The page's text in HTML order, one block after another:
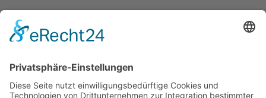
Tel: 0391 53586939
E-Mail: mietpark-md@gv-baumaschinen.de
Unser Partner